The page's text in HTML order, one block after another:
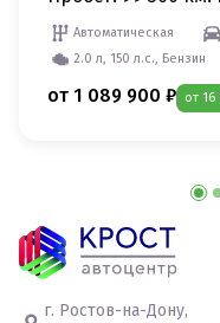
Автоматическая
2.0 л, 150 л.с., Бензин
от 1 089 900 ₽ от
г. Ростов-на-Дону,